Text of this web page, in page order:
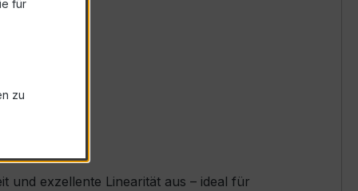
und exzellente Linearität aus – ideal für
für
zu